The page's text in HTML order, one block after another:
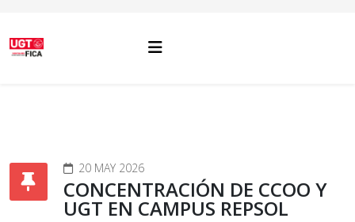
20 MAY 2026
CONCENTRACIÓN DE CCOO Y
UGT EN CAMPUS REPSOL